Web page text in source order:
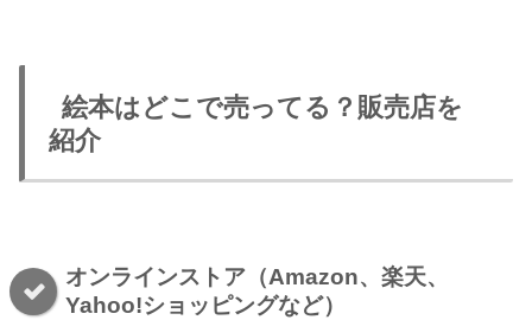
絵本はどこで売ってる？販売店を
紹介
オンラインストア（Amazon、楽天、
Yahoo!ショッピングなど）